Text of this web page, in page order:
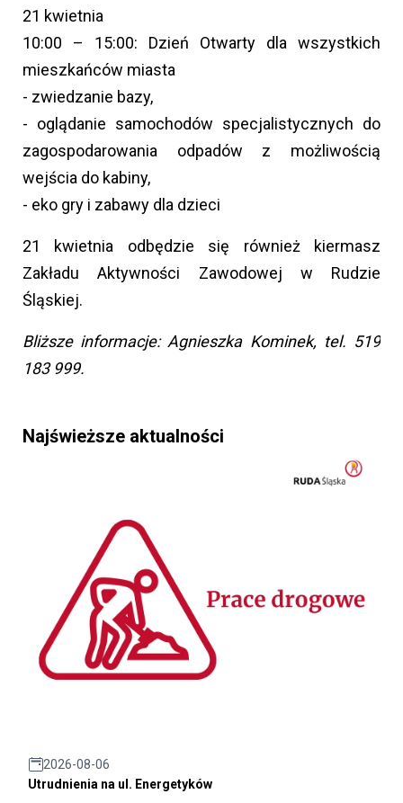
21 kwietnia
10:00 – 15:00: Dzień Otwarty dla wszystkich
mieszkańców miasta
- zwiedzanie bazy,
- oglądanie samochodów specjalistycznych do
zagospodarowania odpadów z możliwością
wejścia do kabiny,
- eko gry i zabawy dla dzieci
21 kwietnia odbędzie się również kiermasz
Zakładu Aktywności Zawodowej w Rudzie
Śląskiej.
Bliższe informacje: Agnieszka Kominek, tel. 519
183 999.
Najświeższe aktualności
2026-08-06
Utrudnienia na ul. Energetyków